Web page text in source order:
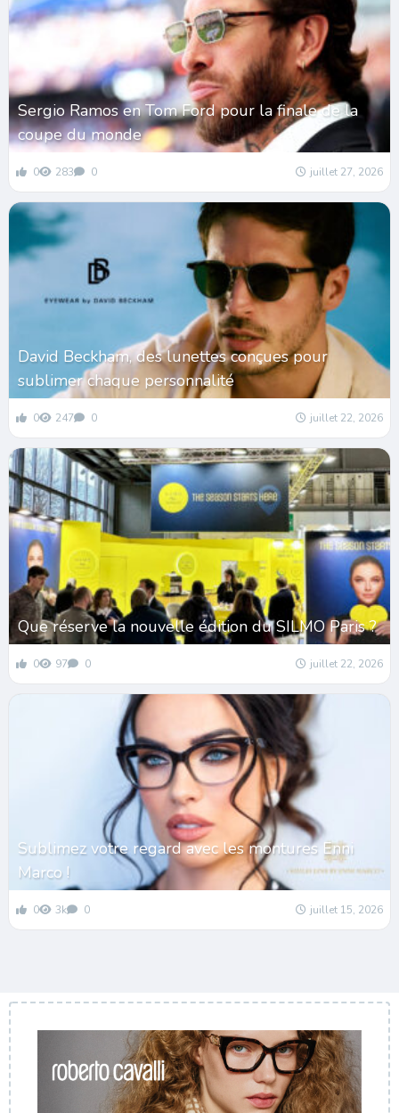
Sergio Ramos en Tom Ford pour la finale de la
coupe du monde
0 283 0 juillet 27, 2026
David Beckham, des lunettes conçues pour
sublimer chaque personnalité
0 247 0 juillet 22, 2026
Que réserve la nouvelle édition du SILMO Paris ?
0 97 0 juillet 22, 2026
Sublimez votre regard avec les montures Enni
Marco !
0 3k 0 juillet 15, 2026